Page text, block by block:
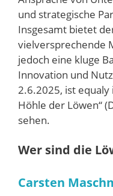
und strategische
Insgesamt bietet
vielversprechende
jedoch eine kluge
Innovation und
2.6.2025, ist
Höhle der Löwen“
sehen.
Wer sind die
Carsten